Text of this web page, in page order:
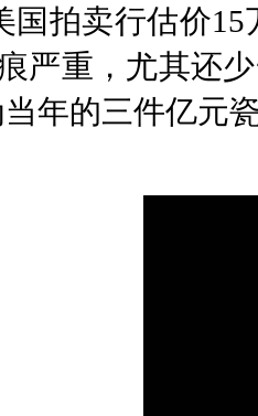
国拍卖行估价
严重，尤其还
年的三件亿元